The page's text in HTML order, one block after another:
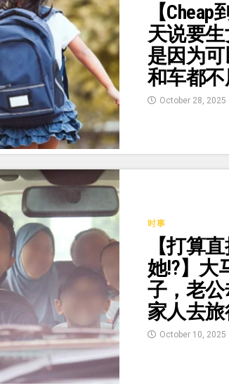
【
天说要
是因为
和车都不
October 28, 2025
时事
【打算
她⁉️】大
子，老
家人去旅
October 10, 2025